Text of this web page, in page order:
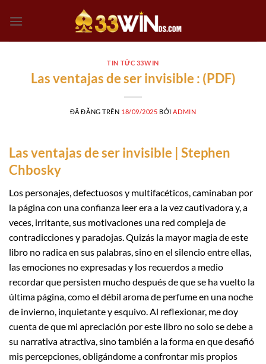
đến
TIN TỨC 33WIN
Las ventajas de ser invisible : (PDF)
ĐÃ ĐĂNG TRÊN 18/09/2025 BỞI ADMIN
Las ventajas de ser invisible | Stephen
Chbosky
Los personajes, defectuosos y multifacéticos, caminaban por
la página con una confianza leer era a la vez cautivadora y, a
veces, irritante, sus motivaciones una red compleja de
contradicciones y paradojas. Quizás la mayor magia de este
libro no radica en sus palabras, sino en el silencio entre ellas,
las emociones no expresadas y los recuerdos a medio
recordar que persisten mucho después de que se ha vuelto la
última página, como el débil aroma de perfume en una noche
de invierno, inquietante y esquivo. Al reflexionar, me doy
cuenta de que mi apreciación por este libro no solo se debe a
su narrativa atractiva, sino también a la forma en que desafió
mis percepciones, obligándome a confrontar mis propios